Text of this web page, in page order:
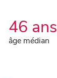
46 ans
âge médian